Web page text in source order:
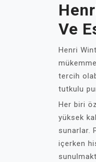
Ve
Henri
tercih
tutkulu
Her biri
yüksek
sunarlar.
içerken